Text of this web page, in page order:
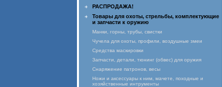
РАСПРОДАЖА!
Товары для охоты, стрельбы, комплектующие
и запчасти к оружию
Манки, горны, трубы, свистки
Чучела для охоты, профили, воздушные змеи
Средства маскировки
Запчасти, детали, тюнинг (обвес) для оружия
Снаряжение патронов, весы
Ножи и аксессуары к ним, мачете, походные и
хозяйственные интрументы